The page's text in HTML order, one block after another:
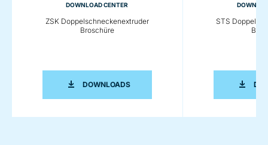
DOWNLOAD CENTER
ZSK Doppelschneckenextruder
Broschüre
DOWNLOADSZSK DOPPELSCHNECKENEXTRUDER
STS